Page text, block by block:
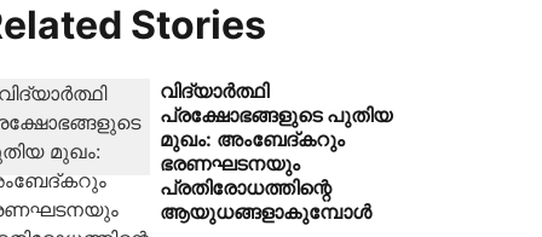
Stories
വിദ്യാർത്ഥി
പ്രക്ഷോഭങ്ങളുടെ പുതിയ
മുഖം: അംബേദ്കറും
ഭരണഘടനയും
പ്രതിരോധത്തിന്റെ
ആയുധങ്ങളാകുമ്പോൾ